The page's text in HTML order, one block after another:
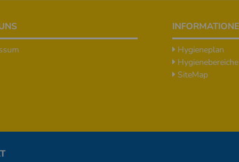
Hygieneplan
Hygienebereiche
SiteMap